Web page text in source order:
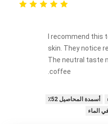
I recommend this
skin. They notice
The neutral taste
coffee.
أسمدة المحاصيل 52٪
الماء